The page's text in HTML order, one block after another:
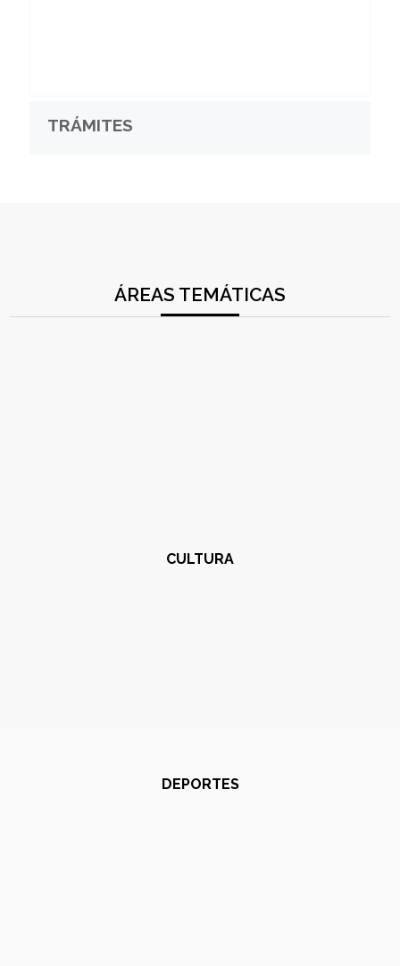
TRÁMITES
ÁREAS TEMÁTICAS
CULTURA
DEPORTES